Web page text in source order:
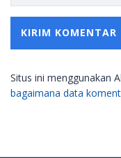
Situs ini menggunakan
bagaimana data